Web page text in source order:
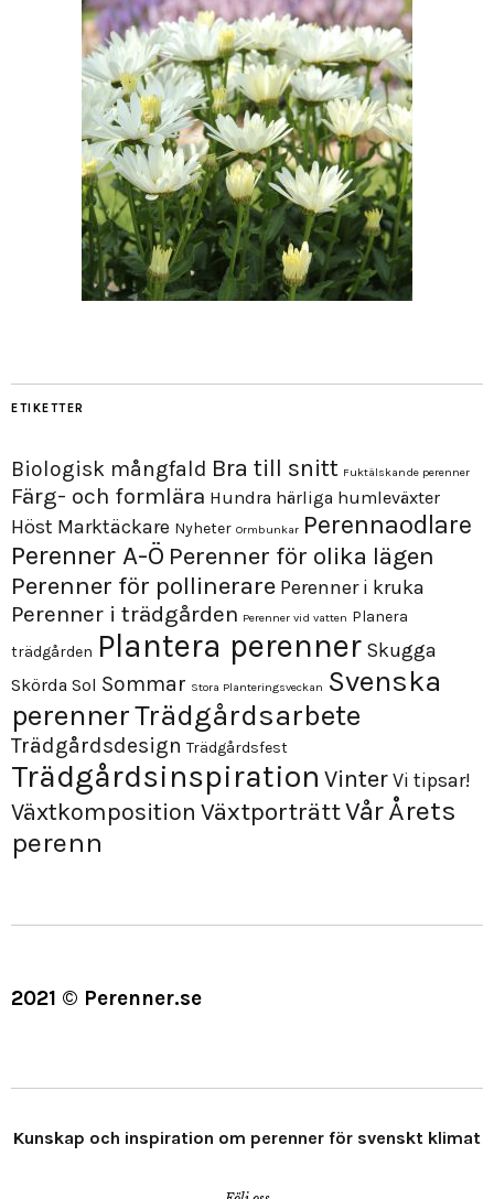
ETIKETTER
Biologisk mångfald Bra till snitt Fuktälskande perenner
Färg- och formlära Hundra härliga humleväxter
Höst Marktäckare Nyheter Ormbunkar Perennaodlare
Perenner A-Ö Perenner för olika lägen
Perenner för pollinerare Perenner i kruka
Perenner i trädgården Perenner vid vatten Planera
trädgården Plantera perenner Skugga
Skörda Sol Sommar Stora Planteringsveckan Svenska
perennerTrädgårdsarbete
Trädgårdsdesign Trädgårdsfest
Trädgårdsinspiration VinterVi tipsar!
Växtkomposition VäxtporträttVårÅrets
perenn
2021 © Perenner.se
Kunskap och inspiration om perenner för svenskt klimat